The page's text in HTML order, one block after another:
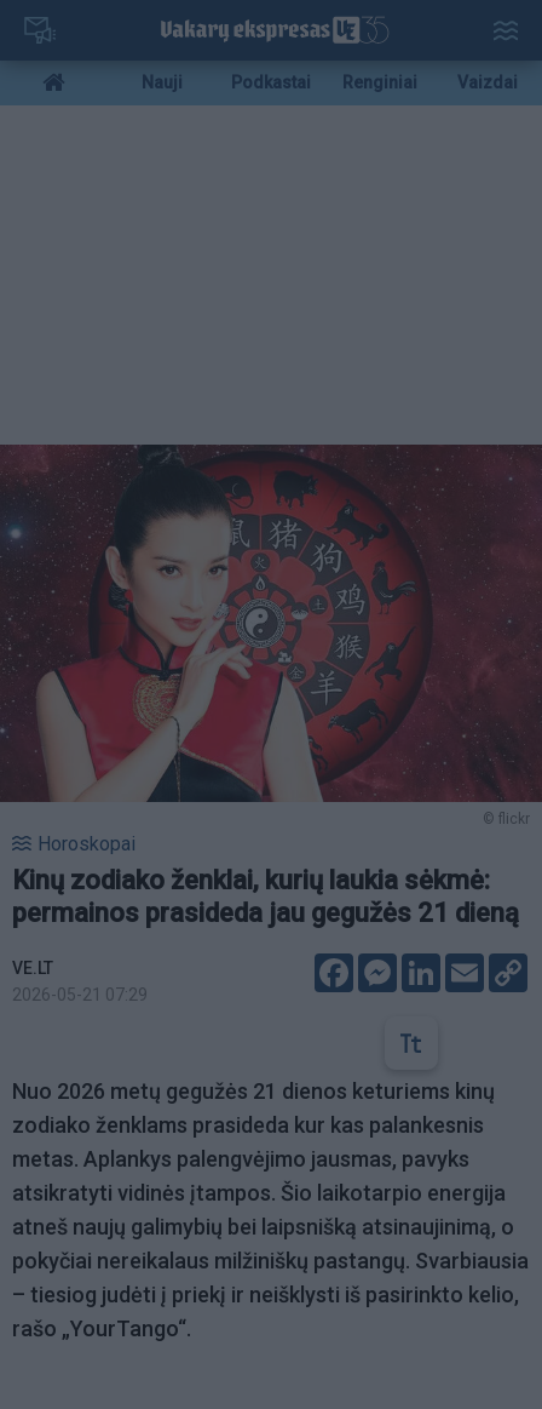
Pereiti
pagrindinį
turinį
Mobile
menu
Nauji Podkastai Renginiai Vaizdai
© flickr
Horoskopai
Kinų zodiako ženklai, kurių laukia sėkmė:
permainos prasideda jau gegužės 21 dieną
VE.LT
2026-05-21 07:29
FacebookMessenger
LinkedIn
Email
Nuo 2026 metų gegužės 21 dienos keturiems kinų
zodiako ženklams prasideda kur kas palankesnis
metas. Aplankys palengvėjimo jausmas, pavyks
atsikratyti vidinės įtampos. Šio laikotarpio energija
atneš naujų galimybių bei laipsnišką atsinaujinimą, o
pokyčiai nereikalaus milžiniškų pastangų. Svarbiausia
– tiesiog judėti į priekį ir neišklysti iš pasirinkto kelio,
rašo „YourTango“.